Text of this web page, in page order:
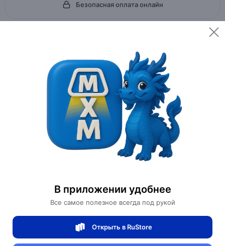
В приложении удобнее
Все самое полезное всегда под рукой
Открыть в RuStore
Безопасная оплата онлайн
Магазин сяоми
开始的对话
Проверенныйпродавец
100% доставок вовремя рейтинг товаров
4/2
Габаритные размеры: 1460.4x86x841.4 мм
Да
Количество HDMI портов 3